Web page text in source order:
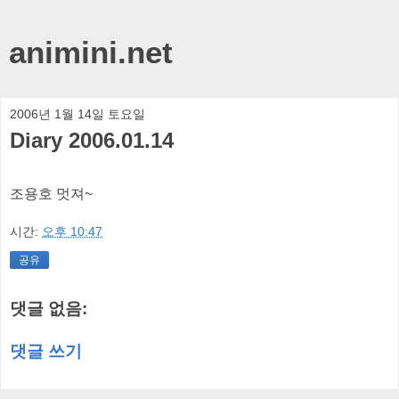
animini.net
2006년 1월 14일 토요일
Diary 2006.01.14
조용호 멋져~
시간: 오후 10:47
공유
댓글 없음:
댓글 쓰기